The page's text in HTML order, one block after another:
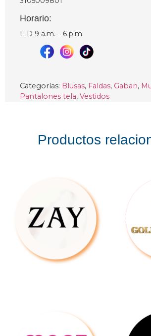
Horario:
L-D 9 a.m. – 6 p.m.
Categorías: Blusas, Faldas, Gaban,
Pantalones tela, Vestidos
Productos